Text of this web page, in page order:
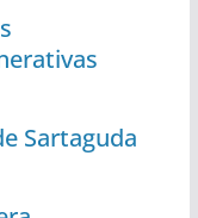
Sartaguda